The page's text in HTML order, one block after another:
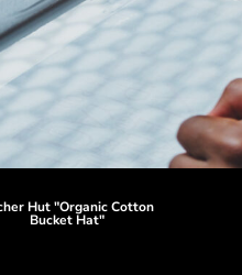
Hut "Organic Cotton
Bucket Hat"